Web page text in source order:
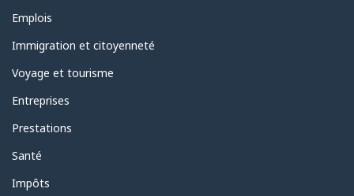
Thèmes
sujets
Emplois
Immigration et citoyenneté
Voyage et tourisme
Entreprises
Prestations
Santé
Impôts